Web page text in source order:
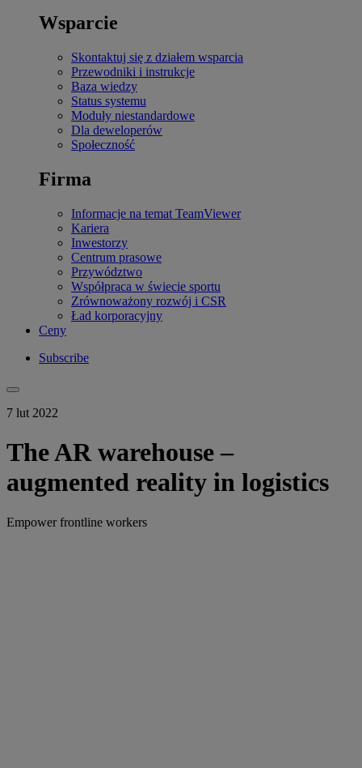
Wsparcie
Skontaktuj się z działem wsparcia
Przewodniki i instrukcje
Baza wiedzy
Status systemu
Moduły niestandardowe
Dla deweloperów
Społeczność
Firma
Informacje na temat TeamViewer
Kariera
Inwestorzy
Centrum prasowe
Przywództwo
Współpraca w świecie sportu
Zrównoważony rozwój i CSR
Ład korporacyjny
Ceny
Subscribe
7 lut 2022
The AR warehouse –
augmented reality in logistics
Empower frontline workers